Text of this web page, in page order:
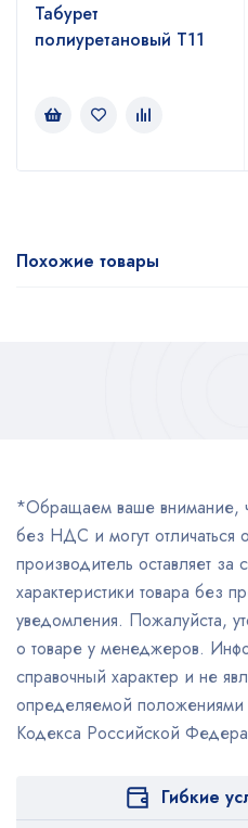
Табурет
полиуретановый Т11
Похожие товары
*Обращаем ваше внимание,
без НДС и могут отличаться
производитель оставляет за
характеристики товара без
уведомления. Пожалуйста,
о товаре у менеджеров.
справочный характер и не
определяемой положениями
Кодекса Российской
Гибкие